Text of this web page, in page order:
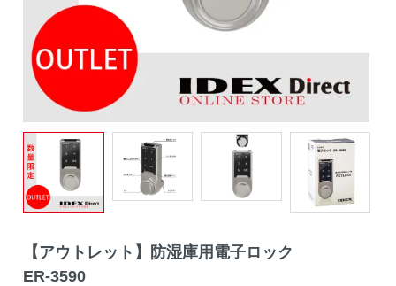
【アウトレット】防湿庫用電子ロック
ER-3590